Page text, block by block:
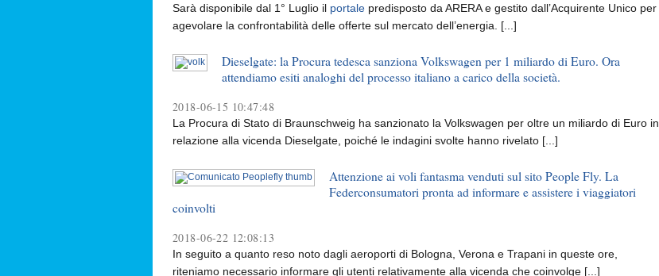
Sarà disponibile dal 1° Luglio il portale predisposto da ARERA e gestito dall’Acquirente Unico per
agevolare la confrontabilità delle offerte sul mercato dell’energia. [...]
Dieselgate: la Procura tedesca sanziona Volkswagen per 1 miliardo di Euro. Ora
attendiamo esiti analoghi del processo italiano a carico della società.
2018-06-15 10:47:48
La Procura di Stato di Braunschweig ha sanzionato la Volkswagen per oltre un miliardo di Euro in
relazione alla vicenda Dieselgate, poiché le indagini svolte hanno rivelato [...]
Attenzione ai voli fantasma venduti sul sito People Fly. La
Federconsumatori pronta ad informare e assistere i viaggiatori
coinvolti
2018-06-22 12:08:13
In seguito a quanto reso noto dagli aeroporti di Bologna, Verona e Trapani in queste ore,
riteniamo necessario informare gli utenti relativamente alla vicenda che coinvolge [...]